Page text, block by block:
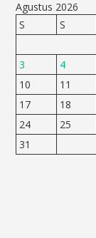
Agustus 2026
S
S
3
4
10
11
17
18
24
25
31